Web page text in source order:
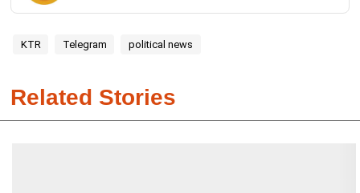
KTR Telegram political news
Related Stories